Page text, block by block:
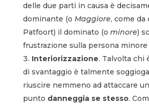
delle due parti in causa è
dominante (o Maggiore, come
Patfoort) il dominato (o minore)
frustrazione sulla persona
Interiorizzazione. Talvolta chi
di svantaggio è talmente
riuscire nemmeno ad attaccare
punto danneggia se stesso.